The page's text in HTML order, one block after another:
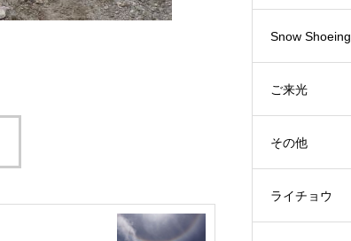
Snow Shoeing
ご来光
その他
ライチョウ